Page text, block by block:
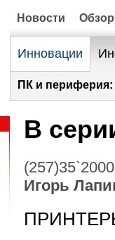
Новости
Инновации
ПК и периферия:
В
(257)35`2000
Игорь